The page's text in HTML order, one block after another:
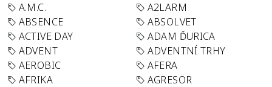
A.M.C.
A2LARM
ABSENCE
ABSOLVET
ACTIVE DAY
ADAM ĎURICA
ADVENT
ADVENTNÍ TRHY
AEROBIC
AFERA
AFRIKA
AGRESOR